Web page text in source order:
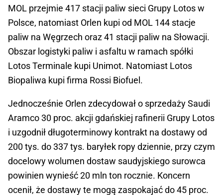
MOL przejmie 417 stacji paliw sieci Grupy Lotos w
Polsce, natomiast Orlen kupi od MOL 144 stacje
paliw na Węgrzech oraz 41 stacji paliw na Słowacji.
Obszar logistyki paliw i asfaltu w ramach spółki
Lotos Terminale kupi Unimot. Natomiast Lotos
Biopaliwa kupi firma Rossi Biofuel.
Jednocześnie Orlen zdecydował o sprzedaży Saudi
Aramco 30 proc. akcji gdańskiej rafinerii Grupy Lotos
i uzgodnił długoterminowy kontrakt na dostawy od
200 tys. do 337 tys. baryłek ropy dziennie, przy czym
docelowy wolumen dostaw saudyjskiego surowca
powinien wynieść 20 mln ton rocznie. Koncern
ocenił, że dostawy te mogą zaspokajać do 45 proc.